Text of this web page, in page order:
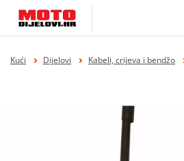
Kući Dijelovi Kabeli, crijeva i bendžo